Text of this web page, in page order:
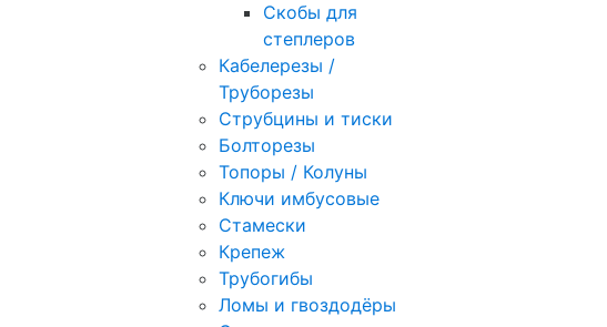
Скобы для
степлеров
Кабелерезы /
Труборезы
Струбцины и тиски
Болторезы
Топоры / Колуны
Ключи имбусовые
Стамески
Крепеж
Трубогибы
Ломы и гвоздодёры